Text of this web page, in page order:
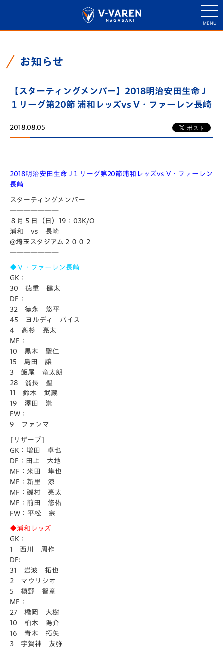
お知らせ
【スターティングメンバー】2018明治安田生命 J
１リーグ第20節 浦和レッズvs V・ファーレン長崎
2018.08.05
2018明治安田生命 J１リーグ第20節浦和レッズvs V・ファーレン
長崎
スターティングメンバー
———————
８月５日（日）19：03K/O
浦和 vs 長崎
@埼玉スタジアム２００２
———————
◆Ｖ・ファーレン長崎
GK：
30 徳重 健太
DF：
32 徳永 悠平
45 ヨルディ バイス
4 髙杉 亮太
MF：
10 黒木 聖仁
15 島田 譲
3 飯尾 竜太朗
28 翁長 聖
11 鈴木 武蔵
19 澤田 崇
FW：
9 ファンマ
[リザーブ]
GK：増田 卓也
DF：田上 大地
MF：米田 隼也
MF：新里 涼
MF：磯村 亮太
MF：前田 悠佑
FW：平松 宗
◆浦和レッズ
GK：
1 西川 周作
DF:
31 岩波 拓也
2 マウリシオ
5 槙野 智章
MF：
27 橋岡 大樹
10 柏木 陽介
16 青木 拓矢
3 宇賀神 友弥